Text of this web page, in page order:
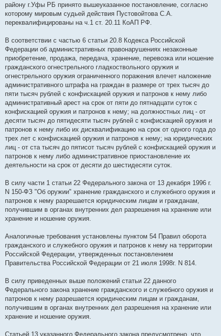
району г.Уфы РБ принято вышеуказанное постановление, согласно
которому мировым судьей действия Пустовойтова С.А.
переквалифицированы на ч.1 ст. 20.11 КоАП РФ.
В соответствии с частью 6 статьи 20.8 Кодекса Российской
Федерации об административных правонарушениях незаконные
приобретение, продажа, передача, хранение, перевозка или ношение
гражданского огнестрельного гладкоствольного оружия и
огнестрельного оружия ограниченного поражения влечет наложение
административного штрафа на граждан в размере от трех тысяч до
пяти тысяч рублей с конфискацией оружия и патронов к нему либо
административный арест на срок от пяти до пятнадцати суток с
конфискацией оружия и патронов к нему; на должностных лиц - от
десяти тысяч до пятидесяти тысяч рублей с конфискацией оружия и
патронов к нему либо их дисквалификацию на срок от одного года до
трех лет с конфискацией оружия и патронов к нему; на юридических
лиц - от ста тысяч до пятисот тысяч рублей с конфискацией оружия и
патронов к нему либо административное приостановление их
деятельности на срок от десяти до шестидесяти суток.
В силу части 1 статьи 22 Федерального закона от 13 декабря 1996 г.
N 150-ФЗ "Об оружии" хранение гражданского и служебного оружия и
патронов к нему разрешается юридическим лицам и гражданам,
получившим в органах внутренних дел разрешения на хранение или
хранение и ношение оружия.
Аналогичные требования установлены пунктом 54 Правил оборота
гражданского и служебного оружия и патронов к нему на территории
Российской Федерации, утвержденных постановлением
Правительства Российской Федерации от 21 июля 1998г. N 814.
В силу приведенных выше положений статьи 22 данного
Федерального закона хранение гражданского и служебного оружия и
патронов к нему разрешается юридическим лицам и гражданам,
получившим в органах внутренних дел разрешения на хранение или
хранение и ношение оружия.
Статьей 13 указанного Федерального закона предусмотрено, что